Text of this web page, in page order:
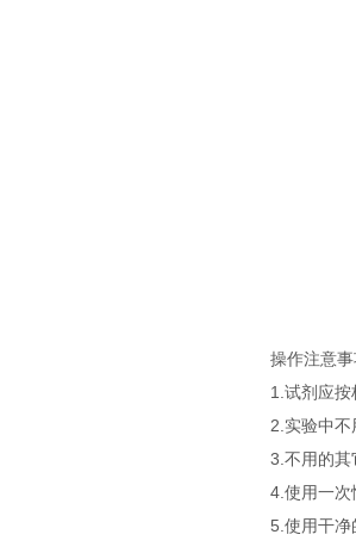
操作注意
1.试剂应
2.实验中
3.不用的其
4.使用一次
5.使用干净